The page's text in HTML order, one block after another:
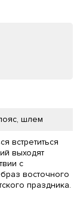
шлем
встретиться
выходят
с
восточного
праздника.